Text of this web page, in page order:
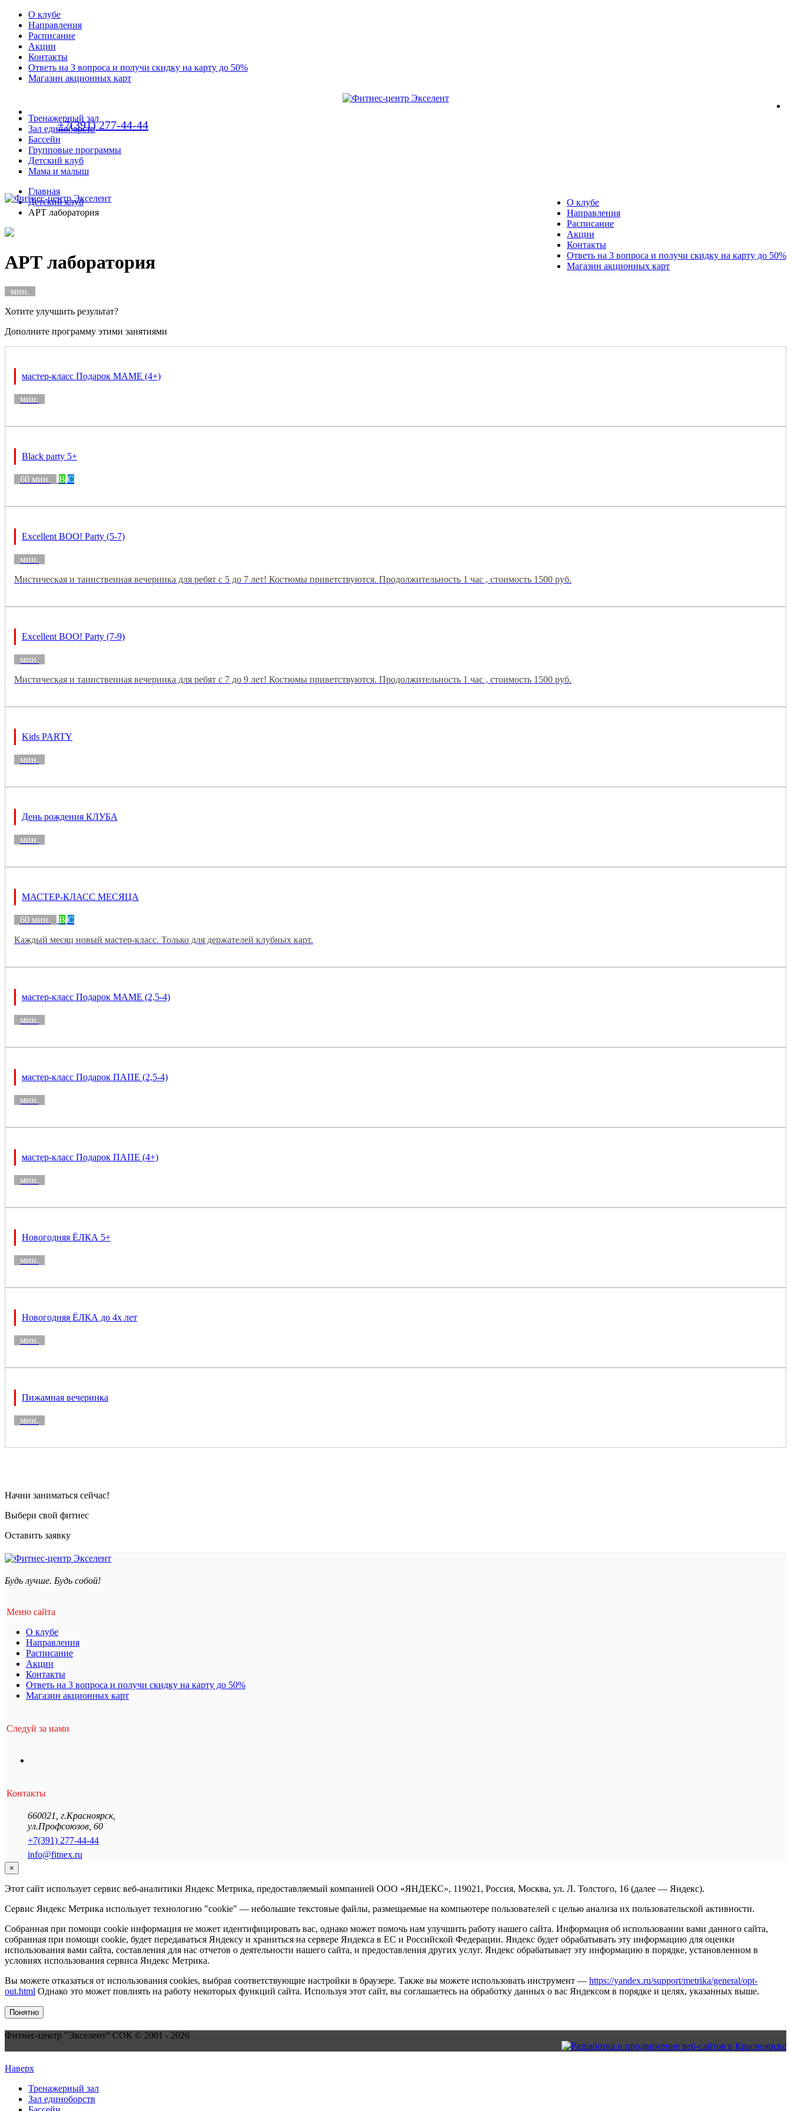
О клубе
Направления
Расписание
Акции
Контакты
Ответь на 3 вопроса и получи скидку на карту до 50%
Магазин акционных карт
+7(391) 277-44-44
Тренажерный зал
Зал единоборств
Бассейн
Групповые программы
Детский клуб
Мама и малыш
О клубе
Направления
Расписание
Акции
Контакты
Ответь на 3 вопроса и получи скидку на карту до 50%
Магазин акционных карт
Главная
Детский клуб
АРТ лаборатория
АРТ лаборатория
мин.
Хотите улучшить результат?
Дополните программу этими занятиями
мастер-класс Подарок МАМЕ (4+)
мин.
Black party 5+
60 мин. B C
Excellent BOO! Party (5-7)
мин.
Мистическая и таинственная вечеринка для ребят с 5 до 7 лет! Костюмы приветствуются. Продолжительность 1 час , стоимость 1500 руб.
Excellent BOO! Party (7-9)
мин.
Мистическая и таинственная вечеринка для ребят с 7 до 9 лет! Костюмы приветствуются. Продолжительность 1 час , стоимость 1500 руб.
Kids PARTY
мин.
День рождения КЛУБА
мин.
МАСТЕР-КЛАСС МЕСЯЦА
60 мин. B C
Каждый месяц новый мастер-класс. Только для держателей клубных карт.
мастер-класс Подарок МАМЕ (2,5-4)
мин.
мастер-класс Подарок ПАПЕ (2,5-4)
мин.
мастер-класс Подарок ПАПЕ (4+)
мин.
Новогодняя ЁЛКА 5+
мин.
Новогодняя ЁЛКА до 4х лет
мин.
Пижамная вечеринка
мин.
Начни заниматься сейчас!
Выбери свой фитнес
Оставить заявку
Будь лучше. Будь собой!
Меню сайта
О клубе
Направления
Расписание
Акции
Контакты
Ответь на 3 вопроса и получи скидку на карту до 50%
Магазин акционных карт
Следуй за нами
Контакты
660021 г.Красноярск,
ул.Профсоюзов, 60
+7(391) 277-44-44
info@fitnex.ru
×
Этот сайт использует сервис веб-аналитики Яндекс Метрика, предоставляемый компанией ООО «ЯНДЕКС», 119021, Россия, Москва, ул. Л. Толстого, 16 (далее — Яндекс).
Сервис Яндекс Метрика использует технологию "cookie" — небольшие текстовые файлы, размещаемые на компьютере пользователей с целью анализа их пользовательской активности.
Собранная при помощи cookie информация не может идентифицировать вас, однако может помочь нам улучшить работу нашего сайта. Информация об использовании вами данного сайта,
собранная при помощи cookie, будет передаваться Яндексу и храниться на сервере Яндекса в ЕС и Российской Федерации. Яндекс будет обрабатывать эту информацию для оценки
использования вами сайта, составления для нас отчетов о деятельности нашего сайта, и предоставления других услуг. Яндекс обрабатывает эту информацию в порядке, установленном в
условиях использования сервиса Яндекс Метрика.
Вы можете отказаться от использования cookies, выбрав соответствующие настройки в браузере. Также вы можете использовать инструмент — https://yandex.ru/support/metrika/general/opt-
out.html Однако это может повлиять на работу некоторых функций сайта. Используя этот сайт, вы соглашаетесь на обработку данных о вас Яндексом в порядке и целях, указанных выше.
Понятно
Фитнес-центр "Экселент" СОК © 2001 - 2026
Наверх
Тренажерный зал
Зал единоборств